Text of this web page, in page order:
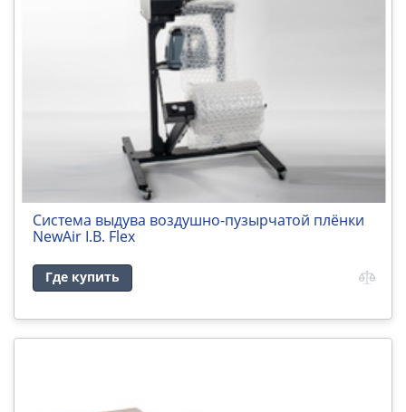
Система выдува воздушно-пузырчатой плёнки
NewAir I.B. Flex
Где купить